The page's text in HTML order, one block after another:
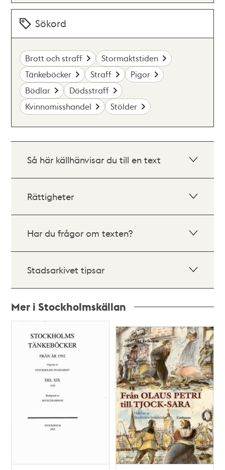
Sökord
Brott och straff
Stormaktstiden
Tänkeböcker
Straff
Pigor
Bödlar
Dödsstraff
Kvinnomisshandel
Stölder
Så här källhänvisar du till en text
Rättigheter
Har du frågor om texten?
Stadsarkivet tipsar
Mer i Stockholmskällan
poster